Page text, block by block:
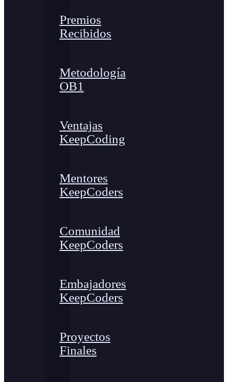
Premios
Recibidos
Metodología
OB1
Ventajas
KeepCoding
Mentores
KeepCoders
Comunidad
KeepCoders
Embajadores
KeepCoders
Proyectos
Finales